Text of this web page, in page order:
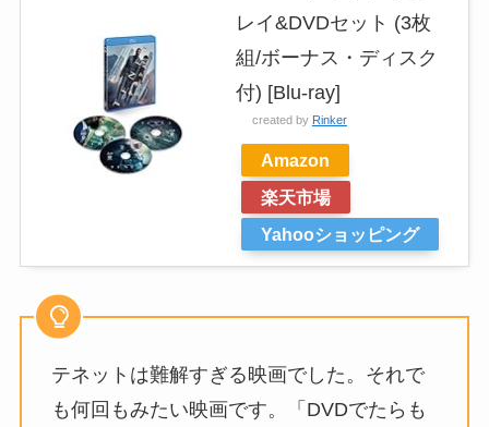
レイ&DVDセット (3枚
組/ボーナス・ディスク
付) [Blu-ray]
created by Rinker
Amazon
楽天市場
Yahooショッピング
テネットは難解すぎる映画でした。それで
も何回もみたい映画です。「DVDでたらも